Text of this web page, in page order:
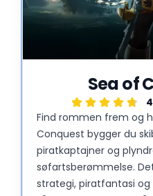
Sea of
Find rommen frem og
Conquest bygger du
piratkaptajner og
søfartsberømmelse.
strategi, piratfantasi